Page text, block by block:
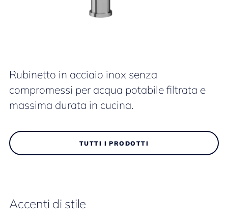
Rubinetto in acciaio inox senza
compromessi per acqua potabile filtrata e
massima durata in cucina.
TUTTI I PRODOTTI
Accenti di stile